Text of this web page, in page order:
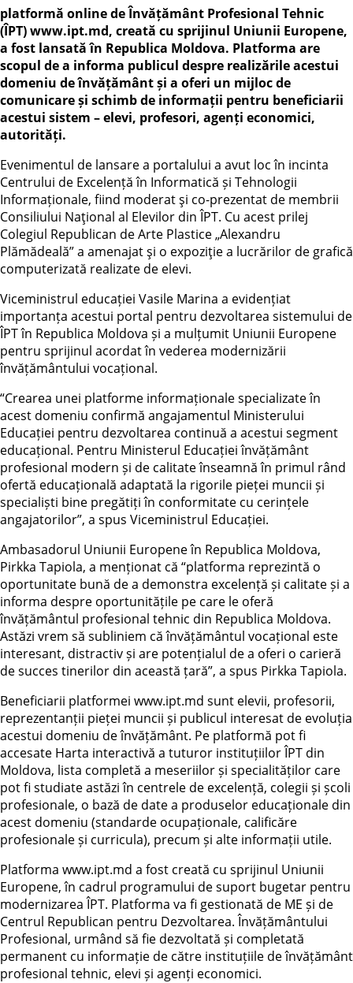
platformă online de Învățământ Profesional Tehnic
(ÎPT) www.ipt.md, creată cu sprijinul Uniunii Europene,
a fost lansată în Republica Moldova. Platforma are
scopul de a informa publicul despre realizările acestui
domeniu de învățământ și a oferi un mijloc de
comunicare și schimb de informații pentru beneficiarii
acestui sistem – elevi, profesori, agenți economici,
autorități.
Evenimentul de lansare a portalului a avut loc în incinta
Centrului de Excelență în Informatică și Tehnologii
Informaționale, fiind moderat şi co-prezentat de membrii
Consiliului Naţional al Elevilor din ÎPT. Cu acest prilej
Colegiul Republican de Arte Plastice „Alexandru
Plămădeală” a amenajat şi o expoziţie a lucrărilor de grafică
computerizată realizate de elevi.
Viceministrul educației Vasile Marina a evidențiat
importanța acestui portal pentru dezvoltarea sistemului de
ÎPT în Republica Moldova și a mulțumit Uniunii Europene
pentru sprijinul acordat în vederea modernizării
învățământului vocațional.
“Crearea unei platforme informaționale specializate în
acest domeniu confirmă angajamentul Ministerului
Educației pentru dezvoltarea continuă a acestui segment
educațional. Pentru Ministerul Educației învățământ
profesional modern și de calitate înseamnă în primul rând
ofertă educațională adaptată la rigorile pieței muncii și
specialiști bine pregătiți în conformitate cu cerințele
angajatorilor”, a spus Viceministrul Educației.
Ambasadorul Uniunii Europene în Republica Moldova,
Pirkka Tapiola, a menționat că “platforma reprezintă o
oportunitate bună de a demonstra excelență și calitate și a
informa despre oportunitățile pe care le oferă
învățământul profesional tehnic din Republica Moldova.
Astăzi vrem să subliniem că învățământul vocațional este
interesant, distractiv și are potențialul de a oferi o carieră
de succes tinerilor din această țară”, a spus Pirkka Tapiola.
Beneficiarii platformei www.ipt.md sunt elevii, profesorii,
reprezentanții pieței muncii și publicul interesat de evoluția
acestui domeniu de învățământ. Pe platformă pot fi
accesate Harta interactivă a tuturor instituțiilor ÎPT din
Moldova, lista completă a meseriilor și specialităților care
pot fi studiate astăzi în centrele de excelență, colegii și școli
profesionale, o bază de date a produselor educaționale din
acest domeniu (standarde ocupaționale, calificăre
profesionale și curricula), precum și alte informații utile.
Platforma www.ipt.md a fost creată cu sprijinul Uniunii
Europene, în cadrul programului de suport bugetar pentru
modernizarea ÎPT. Platforma va fi gestionată de ME și de
Centrul Republican pentru Dezvoltarea. Învățământului
Profesional, urmând să fie dezvoltată și completată
permanent cu informație de către instituțiile de învățământ
profesional tehnic, elevi și agenți economici.